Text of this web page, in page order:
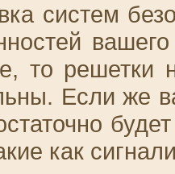
систем
то решетки
Если же
как